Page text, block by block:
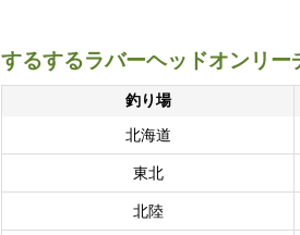
するするラバーヘッドオンリ
釣り場
北海道
東北
北陸